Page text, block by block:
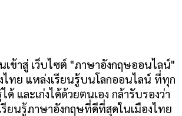
ข้าสู่ เว็บไซต์ "ภาษาอังกฤษออนไลน์"
ไทย แหล่งเรียนรู้บนโลกออนไลน์ ที่ทุก
ด้ และเก่งได้ด้วยตนเอง กล้ารับรองว่า
ยนรู้ภาษาอังกฤษที่ดีที่สุดในเมืองไทย